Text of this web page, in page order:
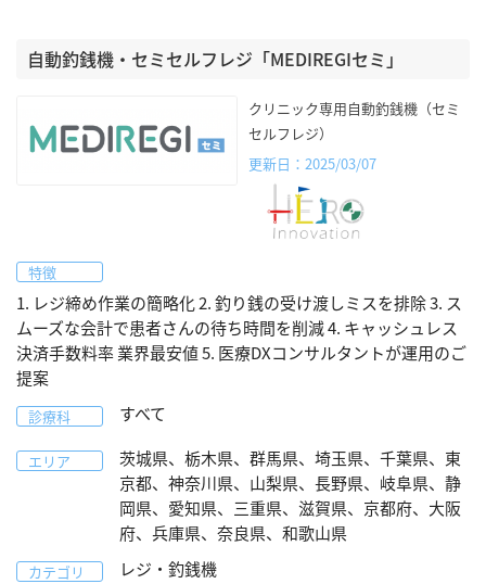
自動釣銭機・セミセルフレジ「MEDIREGIセミ」
クリニック専用自動釣銭機（セミ
セルフレジ）
更新日：2025/03/07
特徴
1. レジ締め作業の簡略化 2. 釣り銭の受け渡しミスを排除 3. ス
ムーズな会計で患者さんの待ち時間を削減 4. キャッシュレス
決済手数料率 業界最安値 5. 医療DXコンサルタントが運用のご
提案
診療科 すべて
エリア
茨城県、栃木県、群馬県、埼玉県、千葉県、東
京都、神奈川県、山梨県、長野県、岐阜県、静
岡県、愛知県、三重県、滋賀県、京都府、大阪
府、兵庫県、奈良県、和歌山県
カテゴリ レジ・釣銭機